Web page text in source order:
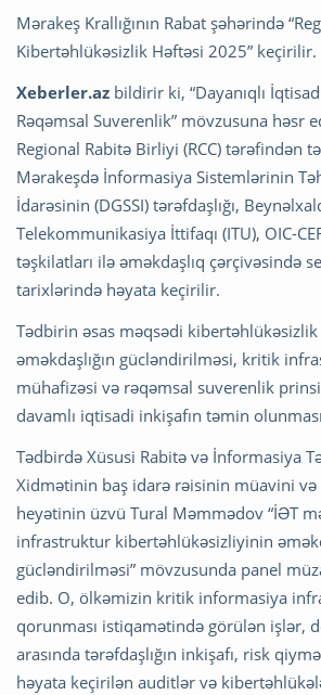
Mərakeş Krallığının Rabat şəhərində
Kibertəhlükəsizlik Həftəsi 2025” keçirilir.
Xeberler.az bildirir ki, “Dayanıqlı
Rəqəmsal Suverenlik” mövzusuna həsr
Regional Rabitə Birliyi (RCC) tərəfindən
Mərakeşdə İnformasiya Sistemlərinin
İdarəsinin (DGSSI) tərəfdaşlığı,
Telekommunikasiya İttifaqı (ITU), OIC-
təşkilatları ilə əməkdaşlıq çərçivəsində
tarixlərində həyata keçirilir.
Tədbirin əsas məqsədi
əməkdaşlığın gücləndirilməsi, kritik
mühafizəsi və rəqəmsal suverenlik
davamlı iqtisadi inkişafın təmin
Tədbirdə Xüsusi Rabitə və İnformasiya
Xidmətinin baş idarə rəisinin müavini və
heyətinin üzvü Tural Məmmədov “İƏT
infrastruktur kibertəhlükəsizliyinin
gücləndirilməsi” mövzusunda panel
edib. O, ölkəmizin kritik informasiya
qorunması istiqamətində görülən işlər,
arasında tərəfdaşlığın inkişafı, risk
həyata keçirilən auditlər və